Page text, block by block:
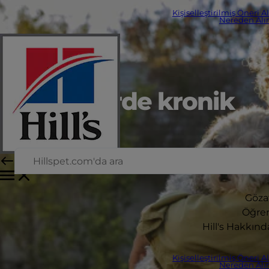
Kişiselleştirilmiş Öneri
Nereden
Hill's
Kişiselleştirilmiş Öneri
Nereden
Köpeklerde kronik
böbrek
hastalığı